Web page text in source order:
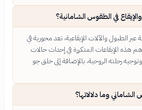
في الطقوس الشامانية؟
الطبول والآلات الإيقاعية، تعد محورية في
هذه الإيقاعات المتكررة في إحداث حالات
رحلته الروحية، بالإضافة إلى خلق جو
وما دلالاتها؟